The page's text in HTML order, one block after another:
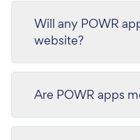
Will any POWR
website?
Are POWR apps